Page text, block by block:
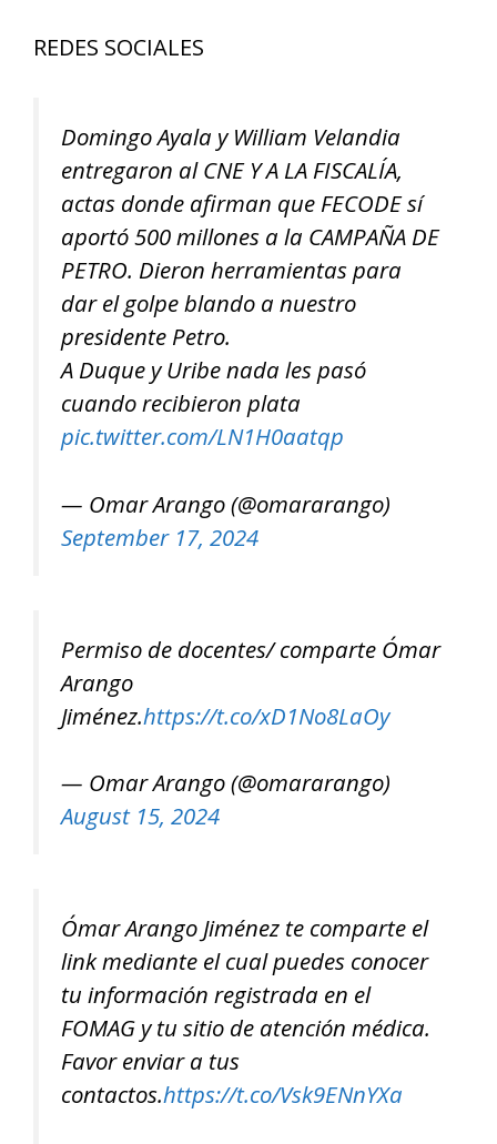
REDES SOCIALES
Domingo Ayala y William Velandia
entregaron al CNE Y A LA FISCALÍA,
actas donde afirman que FECODE sí
aportó 500 millones a la CAMPAÑA DE
PETRO. Dieron herramientas para
dar el golpe blando a nuestro
presidente Petro.
A Duque y Uribe nada les pasó
cuando recibieron plata
pic.twitter.com/LN1H0aatqp
— Omar Arango (@omararango)
September 17, 2024
Permiso de docentes/ comparte Ómar
Arango
Jiménez.https://t.co/xD1No8LaOy
— Omar Arango (@omararango)
August 15, 2024
Ómar Arango Jiménez te comparte el
link mediante el cual puedes conocer
tu información registrada en el
FOMAG y tu sitio de atención médica.
Favor enviar a tus
contactos.https://t.co/Vsk9ENnYXa